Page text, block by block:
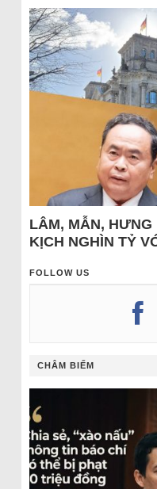
LÂM, MẪN, HƯNG
KỊCH NGHÌN TỶ
FOLLOW US
CHÂM BIẾM